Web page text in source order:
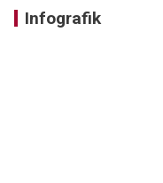
Infografik